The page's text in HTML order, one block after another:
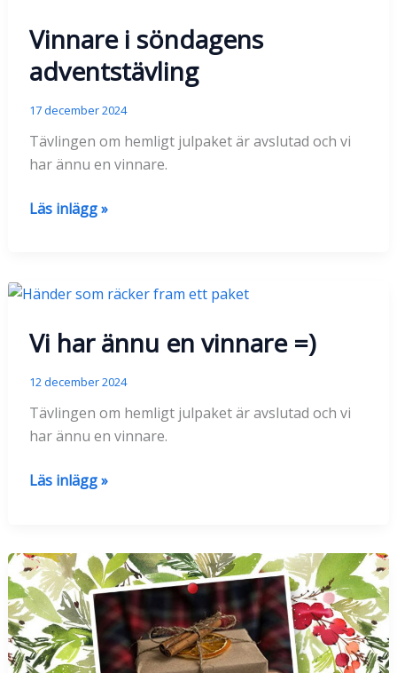
Vinnare i söndagens
adventstävling
17 december 2024
Tävlingen om hemligt julpaket är avslutad och vi
har ännu en vinnare.
Vinnare
Läs inlägg »
Vi har ännu en vinnare =)
12 december 2024
Tävlingen om hemligt julpaket är avslutad och vi
har ännu en vinnare.
Vi
en
vinnare
=)
Läs inlägg »